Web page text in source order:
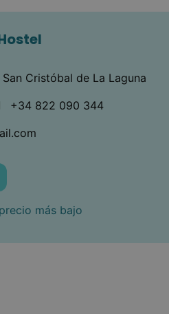
Cristóbal de La Laguna
+34 822 090 344
más bajo